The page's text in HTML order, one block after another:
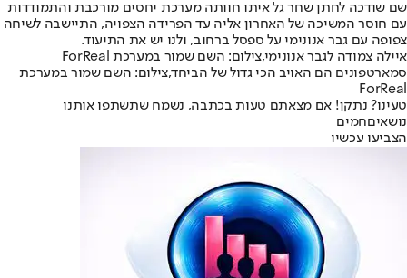
שם שודכה לחתן שחר גל איתו חוותה מערכת יחסים מורכבת והתמודדות
עם חוסר המשיכה של האחרון אליה עד הפרידה הצפויה, התיישבה לשיחה
צפופה עם גבר אנונימי על ספסל ברחוב, ולנו יש את התיעוד.
איילה צמודה לגבר אנונימי,צילום: השם שמור במערכת ForReal
סמארטפונים הם האויב הכי גדול של הביחד,צילום: השם שמור במערכת
ForReal
טעינו? נתקן! אם מצאתם טעות בכתבה, נשמח שתשתפו אותנו
נושאיםחמים
הצביעו עכשיו